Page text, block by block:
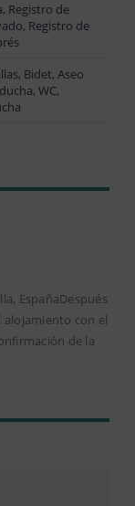
Registro de
Registro de
Bidet, Aseo
WC,
EspañaDespués
con el
de la